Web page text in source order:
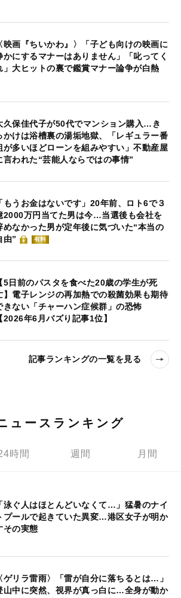
〈映画『ちいかわ』〉「子ども向けの映画に
かにするマナーはありません」「叱ってく
」大ヒットの裏で鑑賞マナー論争が白熱
久保佳代子が50代でマンション購入…き
かけは浴槽裏の湯垢地獄、「レギュラー番
が多いほどローンを組みやすい」不動産屋
言われた“芸能人ならではの事情”
「もうお金はないです」20年前、ロト6で３
2000万円当てた男は今…当選後も会社を
めなかった男が定年後に気づいた“本当の
由”
有料
【5日前のパスタを食べた20歳の学生が死
】電子レンジの再加熱での殺菌効果も期待
きない「チャーハン症候群」の恐怖
【2026年6月バズり記事1位】
記事ランキングの一覧を見る
ュースランキング
時間 週間 月間
「泳ぐ人はほとんどいなくて…」猛暑のナイ
プールで起きていた異変…港区女子が明か
その実態
〈ゲリラ雷雨〉「雷が自分に落ちるとは…」
山中に突然、視界が真っ白に…全身が動か